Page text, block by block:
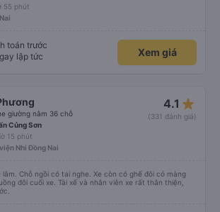
55 phút
toán trước
lập tức
Xem giá
giường nằm 36 chỗ
4.1 star_rate
(331 đánh giá)
Củng Sơn
15 phút
Nhi Đồng Nai
lắm. Chỗ ngồi có tai nghe. Xe còn có ghế đôi có màng
đôi cuối xe. Tài xế và nhân viên xe rất thân thiện,